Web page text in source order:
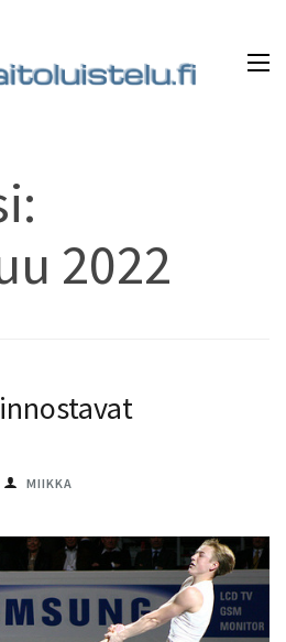
2022
MIIKKA